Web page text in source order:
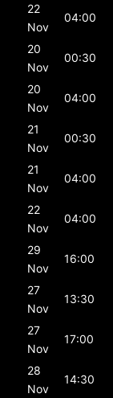
22
Nov
04:00
20
Nov
00:30
20
Nov
04:00
21
Nov
00:30
21
Nov
04:00
22
Nov
04:00
29
Nov
16:00
27
Nov
13:30
27
Nov
17:00
28
Nov
14:30